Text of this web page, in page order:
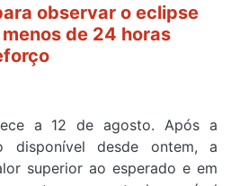
observar o eclipse
de 24 horas
a 12 de agosto. Após a
disponível desde ontem, a
superior ao esperado e em